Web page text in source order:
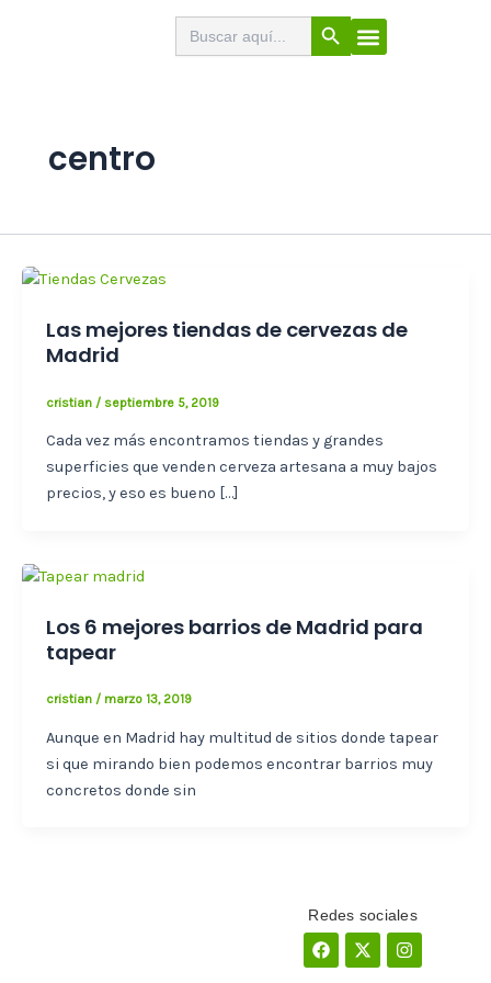
Menú
Buscar: Botón de búsqueda
centro
Las mejores tiendas de cervezas de
Madrid
cristian / septiembre 5, 2019
Cada vez más encontramos tiendas y grandes
superficies que venden cerveza artesana a muy bajos
precios, y eso es bueno […]
Los 6 mejores barrios de Madrid para
tapear
cristian / marzo 13, 2019
Aunque en Madrid hay multitud de sitios donde tapear
si que mirando bien podemos encontrar barrios muy
concretos donde sin
Redes sociales
Facebook
X-
twitter
Instagram